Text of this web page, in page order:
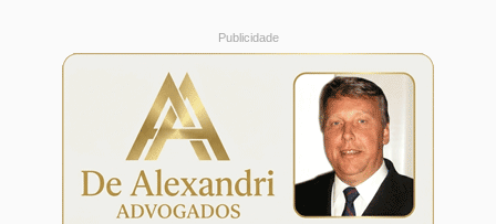
Publicidade